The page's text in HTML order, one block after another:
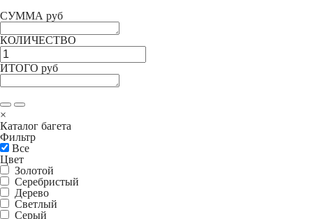
СУММА руб
КОЛИЧЕСТВО
ИТОГО руб
×
Каталог багета
Фильтр
Все
Цвет
Золотой
Серебристый
Дерево
Светлый
Серый